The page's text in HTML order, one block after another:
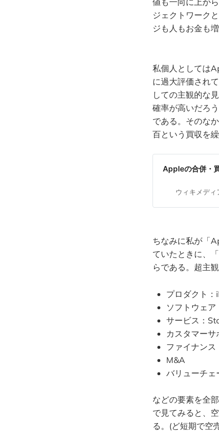
ジェクトワーク
ジも人もお金も
私個人としては
に過大評価され
しての主観的な
確率が高いだろ
である。そのな
百という買収を
Appleの合併・
ウィキメディ
ちなみに私が「
ていたときに、
らである。超主
プロダクト
ソフトウェ
サービス：
カスタマーサ
ファイナンス
M&A
バリューチェ
などの要素を全
で見てみると、
る。(ど短期で空